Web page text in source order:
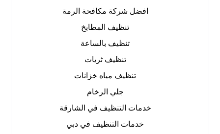
افضل شركة مكافحة الرمة
تنظيف المطابخ
تنظيف بالساعة
تنظيف ثريات
تنظيف مياه خزانات
جلي الرخام
خدمات التنظيف في الشارقة
خدمات التنظيف في دبي